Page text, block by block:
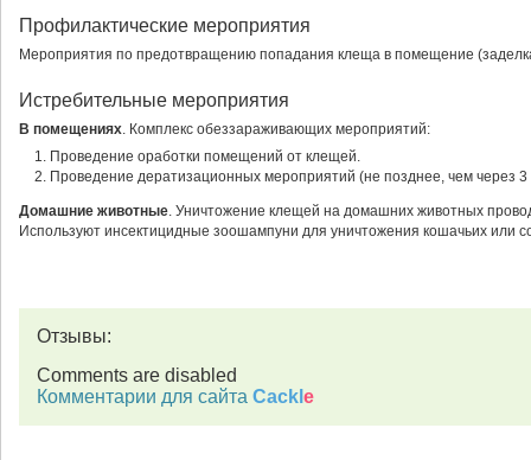
Профилактические мероприятия
Мероприятия по предотвращению попадания клеща в помещение
Истребительные мероприятия
В помещениях. Комплекс обеззараживающих мероприятий:
Проведение оработки помещений от клещей.
Проведение дератизационных мероприятий (не позднее, чем через 3
Домашние животные. Уничтожение клещей на домашних животных
Используют инсектицидные зоошампуни для уничтожения кошачьих или
Отзывы:
Comments are disabled
Комментарии для сайта Cackl e